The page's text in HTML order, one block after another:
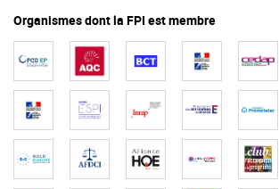
Organismes dont la FPI est membre